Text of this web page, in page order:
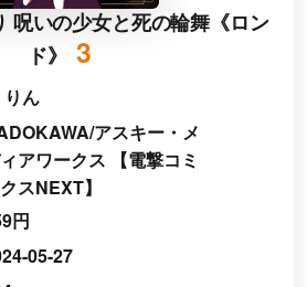
呪いの少女と死の輪舞《ロン
ド》
3
りん
アスキー・メ
アワークス 【電撃コミ
スNEXT】
円
05-27